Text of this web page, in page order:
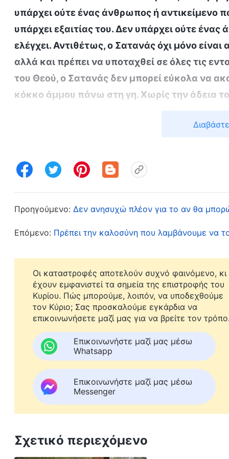
υπάρχει ούτε ένας άνθρωπος ή αντικείμενο
υπάρχει εξαιτίας του. Δεν υπάρχει ούτε
ελέγχει. Αντιθέτως, ο Σατανάς όχι μόνο
αλλά και πρέπει να υποταχθεί σε όλες τις
του Θεού, ο Σατανάς δεν μπορεί εύκολα να
κόκκο άμμου πάνω στη γη. Χωρίς την άδεια
Λόγος», τόμ. 2: «Σχετικά με το να γνωρίζει κανείς
βρίσκεται στα χέρια του Θεού. Χωρίς την
δεν μπορεί να μου κάνει τίποτα. Το αν θα
μέρα, πήγαμε με τη Ζου Να να βρούμε τους
αντικείμενα της εκκλησίας. Με μια φωνή,
Τον ευγνωμονούσα μέσα μου.
Αμέσως μετά, πήγαμε με τη Ζου Να στην άλλη
διάκονοι αυτής της εκκλησίας είχαν
τη σύλληψη, και δεν υπήρχε ούτε ένα σπίτι
να κανονίσουμε να συναντήσουμε τον
λόφους, για να συζητήσουμε το έργο. Εκείνη
δεν μπορούσαμε να τις λύσουμε όλες μεμιάς.
γεμάτη δυσκολίες. Προσευχήθηκα στον Θεό,
καθοδηγήσει. Αφού προσευχήθηκα, θυμήθηκα
συνομιλίες του Χριστού των Εσχάτων Ημερών», Η
Προηγούμενο: Δεν ανησυχώ πλέον για το αν θα
Επόμενο: Πρέπει την καλοσύνη που λαμβάνουμε να
Οι καταστροφές αποτελούν συχνό φαινόμενο, κι
έχουν εμφανιστεί τα σημεία της επιστροφής του
Κυρίου. Πώς μπορούμε, λοιπόν, να υποδεχθούμε
τον Κύριο; Σας προσκαλούμε εγκάρδια να
επικοινωνήσετε μαζί μας για να βρείτε τον τρόπο.
Επικοινωνήστε μαζί μας μέσω
Whatsapp
Επικοινωνήστε μαζί μας μέσω
Messenger
Σχετικό περιεχόμενο